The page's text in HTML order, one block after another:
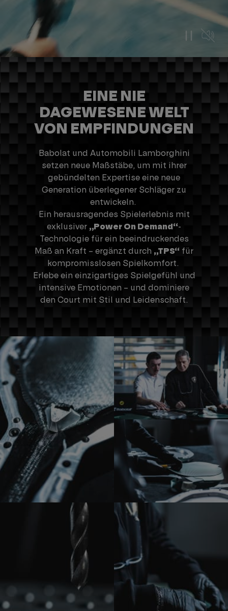
EINE NIE
DAGEWESENE WELT
VON EMPFINDUNGEN
Babolat und Automobili Lamborghini
setzen neue Maßstäbe, um mit ihrer
gebündelten Expertise eine neue
Generation überlegener Schläger zu
entwickeln.
Ein herausragendes Spielerlebnis mit
exklusiver „Power On Demand“-
Technologie für ein beeindruckendes
Maß an Kraft – ergänzt durch „TPS“ für
kompromisslosen Spielkomfort.
Erlebe ein einzigartiges Spielgefühl und
intensive Emotionen – und dominiere
den Court mit Stil und Leidenschaft.